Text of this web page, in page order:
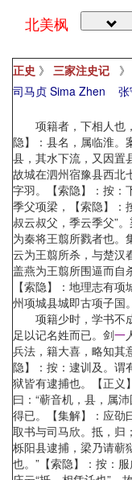
北美枫
正史 》 三家注史记 》
司马贞 Sima Zhen
项籍者，下相人也
隐】：县名，属临淮。
县，其水下流，又因置
故城在泗州宿豫县西北
字羽。【索隐】：按：
季父项梁，【索隐】：
叔云叔父，季云季父”
为秦将王翦所戮者也。
云为王翦所杀，与楚汉
盖燕为王翦所围逼而自
【索隐】：地理志有
州项城县城即古项子国
项籍少时，学书不成
足以记名姓而已。剑一
兵法，籍大喜，略知其
隐】：按：逮训及。谓
狱皆有逮捕也。【正义
曰：“蕲音机，县，属
得已。【集解】：应劭
取书与司马欣。抵，归
栎阳县逮捕，梁乃请蕲
也。”【索隐】：按：